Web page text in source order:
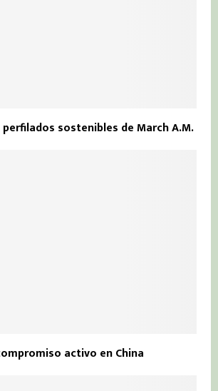
sostenibles de March A.M.
activo en China